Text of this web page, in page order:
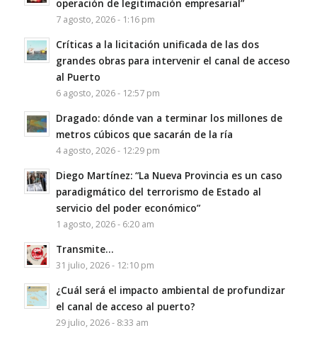
operación de legitimación empresarial”
7 agosto, 2026 - 1:16 pm
Críticas a la licitación unificada de las dos
grandes obras para intervenir el canal de acceso
al Puerto
6 agosto, 2026 - 12:57 pm
Dragado: dónde van a terminar los millones de
metros cúbicos que sacarán de la ría
4 agosto, 2026 - 12:29 pm
Diego Martínez: “La Nueva Provincia es un caso
paradigmático del terrorismo de Estado al
servicio del poder económico”
1 agosto, 2026 - 6:20 am
Transmite…
31 julio, 2026 - 12:10 pm
¿Cuál será el impacto ambiental de profundizar
el canal de acceso al puerto?
29 julio, 2026 - 8:33 am